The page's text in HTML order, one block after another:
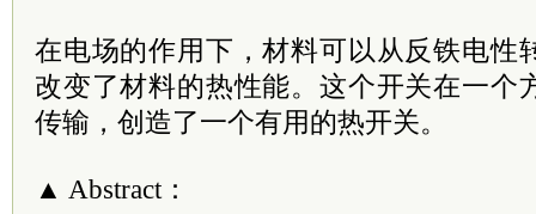
在电场的作用下，材料可以从反铁电性
改变了材料的热性能。这个开关在一个
传输，创造了一个有用的热开关。
▲ Abstract：